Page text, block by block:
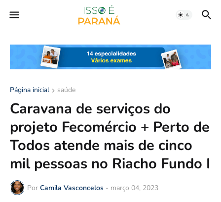
Página inicial saúde
Caravana de serviços do
projeto Fecomércio + Perto de
Todos atende mais de cinco
mil pessoas no Riacho Fundo I
Por Camila Vasconcelos - março 04, 2023